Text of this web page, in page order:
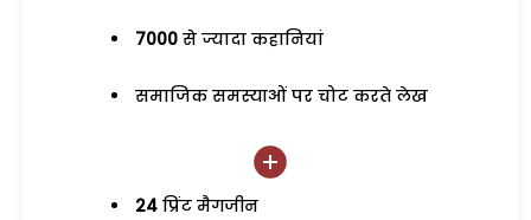
7000 से ज्यादा कहानियां
समाजिक समस्याओं पर चोट करते लेख
24 प्रिंट मैगजीन